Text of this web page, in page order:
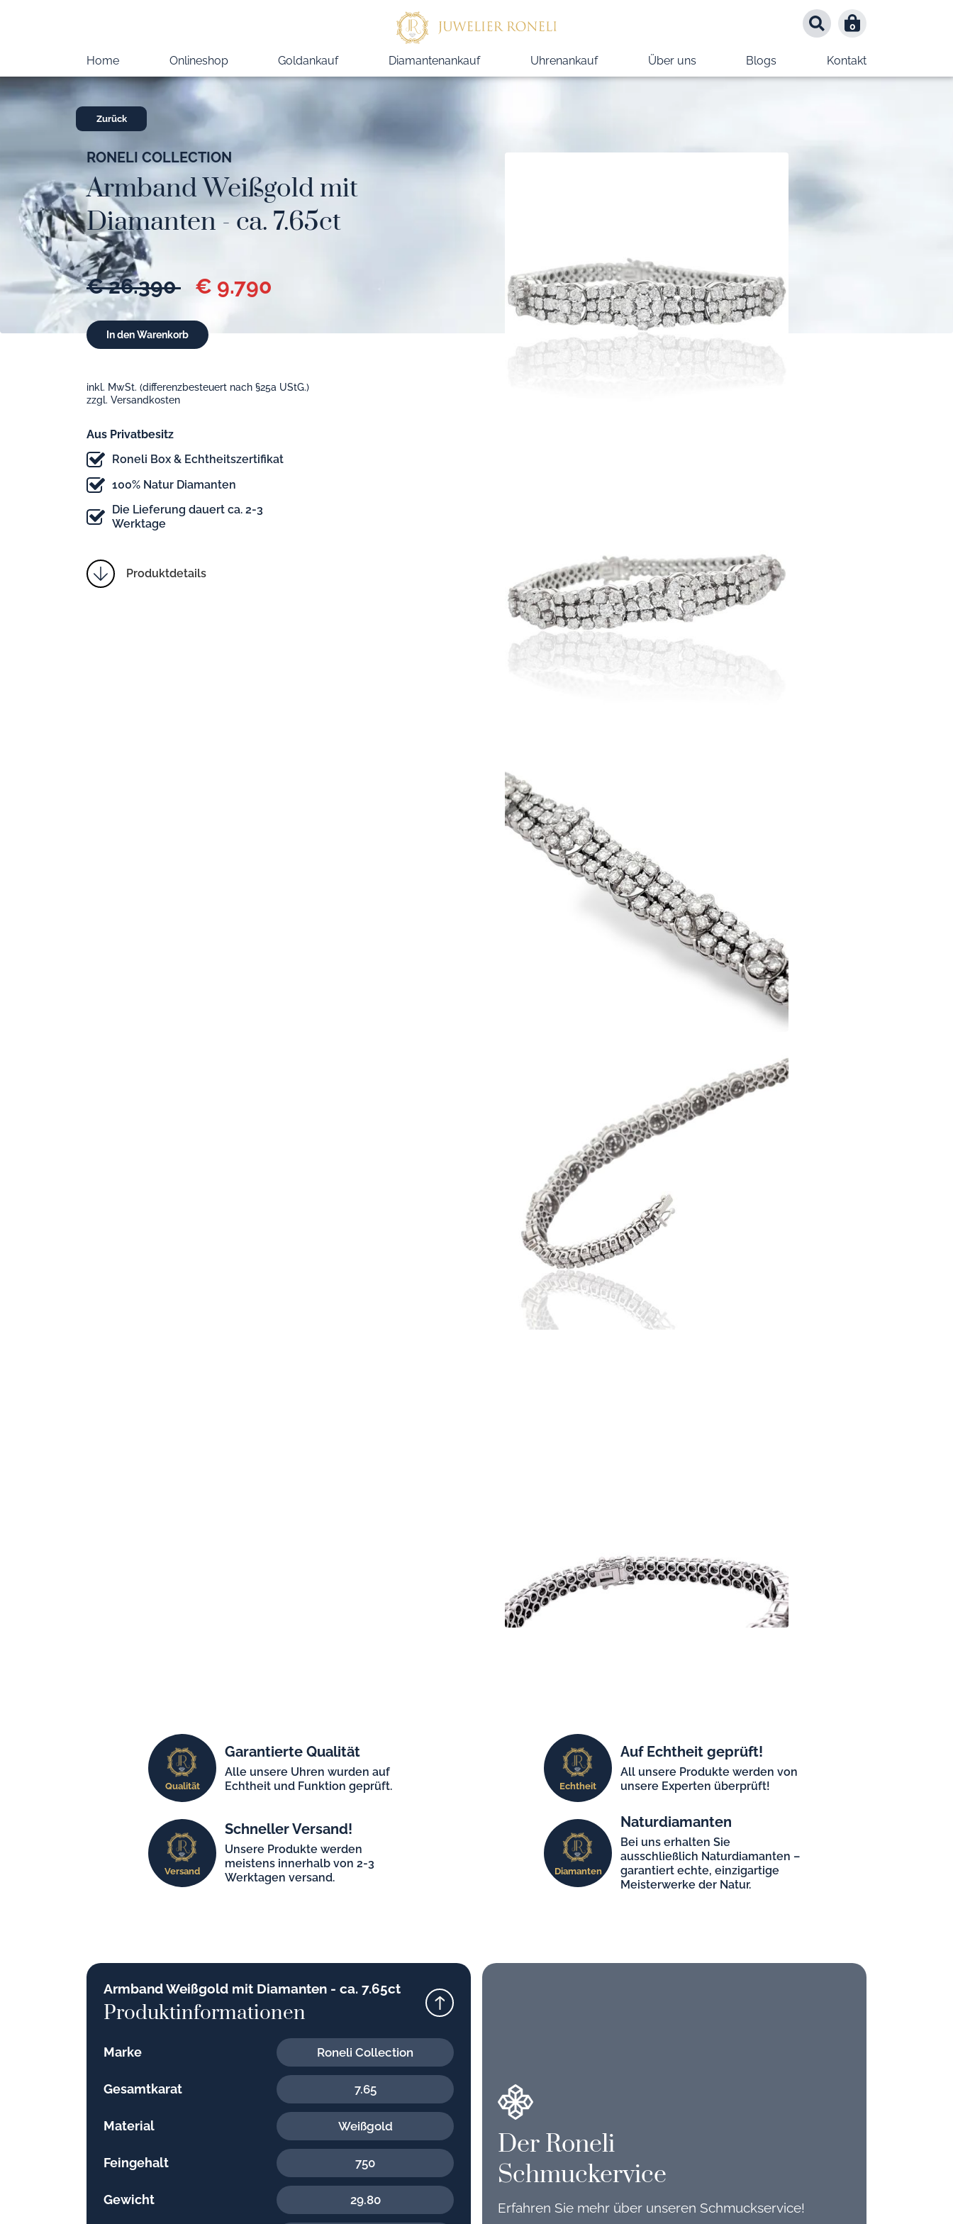
0
Home Onlineshop Goldankauf Diamantenankauf Uhrenankauf Über uns Blogs Kontakt
Zurück
RONELI COLLECTION
Armband Weißgold mit
Diamanten - ca. 7.65ct
€ 26.390 € 9.790
inkl. MwSt. (differenzbesteuert nach §25a UStG.)
zzgl. Versandkosten
Aus Privatbesitz
Roneli Box & Echtheitszertifikat
100% Natur Diamanten
Die Lieferung dauert ca. 2-3
Werktage
Produktdetails
Qualität
Garantierte Qualität
Alle unsere Uhren wurden auf
Echtheit und Funktion geprüft.
Echtheit
Auf Echtheit geprüft!
All unsere Produkte werden von
unsere Experten überprüft!
Versand
Schneller Versand!
Unsere Produkte werden
meistens innerhalb von 2-3
Werktagen versand.
Diamanten
Naturdiamanten
Bei uns erhalten Sie
ausschließlich Naturdiamanten –
garantiert echte, einzigartige
Meisterwerke der Natur.
Armband Weißgold mit Diamanten - ca. 7.65ct
Produktinformationen
Marke Roneli Collection
Gesamtkarat 7.65
Material Weißgold
Feingehalt 750
Gewicht 29.80
Der Roneli
Schmuckervice
Erfahren Sie mehr über unseren Schmuckservice!